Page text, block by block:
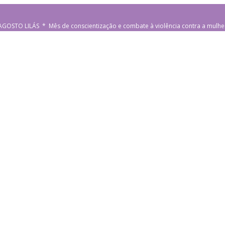
LILÁS * Mês de conscientização e combate à violência contra a